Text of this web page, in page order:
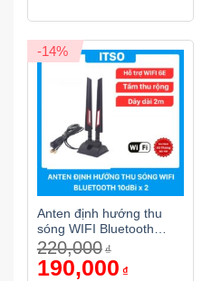
150,000₫.
-14%
Anten định hướng thu
sóng WIFI Bluetooth
10dbi x2 (Lỗ bên trong) –
Dây 2m
220,000 ₫
Giá
gốc
190,000 ₫hiện